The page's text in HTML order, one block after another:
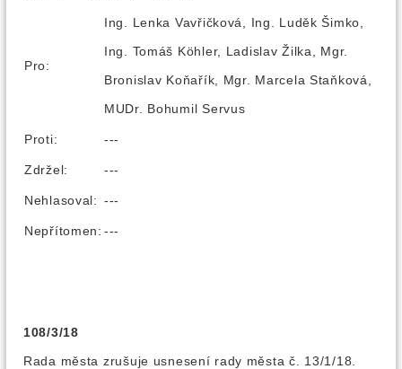
Pro:
Ing. Lenka Vavřičková, Ing. Luděk Šimko,
Ing. Tomáš Köhler, Ladislav Žilka, Mgr.
Bronislav Koňařík, Mgr. Marcela Staňková,
MUDr. Bohumil Servus
Proti: ---
Zdržel: ---
Nehlasoval: ---
Nepřítomen: ---
108/3/18
Rada města zrušuje usnesení rady města č. 13/1/18.